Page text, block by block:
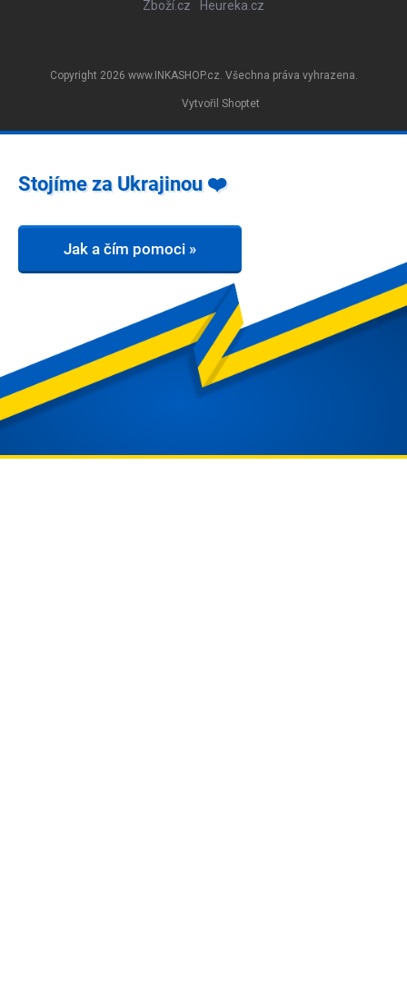
Zboží.cz Heureka.cz
Vytvořil Shoptet
Copyright 2026 www.INKASHOP.cz . Všechna práva vyhrazena.
Stojíme za Ukrajinou ❤️
Jak a čím pomoci »